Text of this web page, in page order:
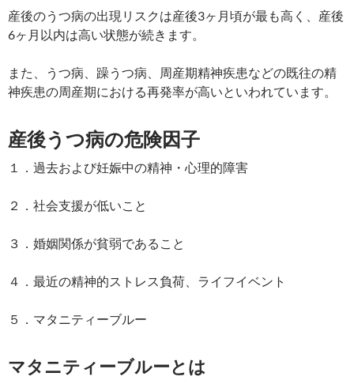
産後のうつ病の出現リスクは産後3ヶ月頃が最も高く、産後
6ヶ月以内は高い状態が続きます。
また、うつ病、躁うつ病、周産期精神疾患などの既往の精
神疾患の周産期における再発率が高いといわれています。
産後うつ病の危険因子
１．過去および妊娠中の精神・心理的障害
２．社会支援が低いこと
３．婚姻関係が貧弱であること
４．最近の精神的ストレス負荷、ライフイベント
５．マタニティーブルー
マタニティーブルーとは